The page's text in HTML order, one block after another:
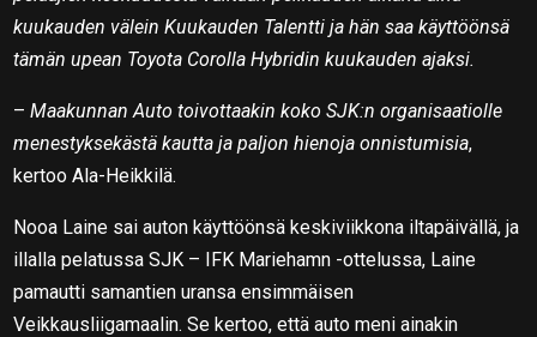
kuukauden välein Kuukauden Talentti ja hän saa käyttöönsä
tämän upean Toyota Corolla Hybridin kuukauden ajaksi.
–Maakunnan Auto toivottaakin koko SJK:n organisaatiolle
menestyksekästä kautta ja paljon hienoja onnistumisia,
kertoo Ala-Heikkilä.
Nooa Laine sai auton käyttöönsä keskiviikkona iltapäivällä, ja
illalla pelatussa SJK – IFK Mariehamn -ottelussa, Laine
pamautti samantien uransa ensimmäisen
Veikkausliigamaalin. Se kertoo, että auto meni ainakin